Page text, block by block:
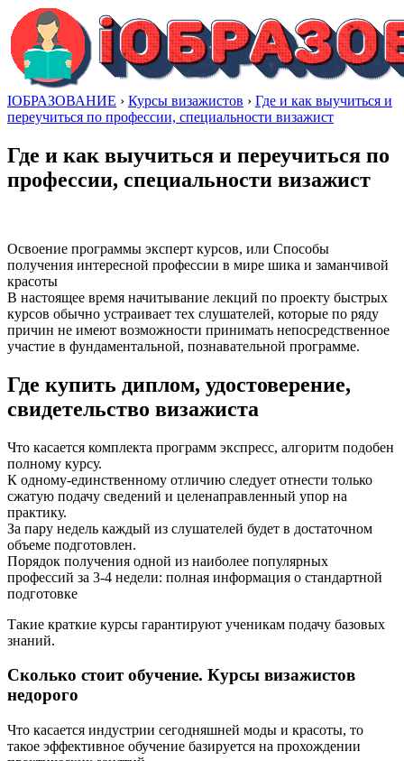
IОБРАЗОВАНИЕ › Курсы визажистов › Где и как выучиться и
переучиться по профессии, специальности визажист
Где и как выучиться и переучиться по
профессии, специальности визажист
Освоение программы эксперт курсов, или Способы
получения интересной профессии в мире шика и заманчивой
красоты
В настоящее время начитывание лекций по проекту быстрых
курсов обычно устраивает тех слушателей, которые по ряду
причин не имеют возможности принимать непосредственное
участие в фундаментальной, познавательной программе.
Где купить диплом, удостоверение,
свидетельство визажиста
Что касается комплекта программ экспресс, алгоритм подобен
полному курсу.
К одному-единственному отличию следует отнести только
сжатую подачу сведений и целенаправленный упор на
практику.
За пару недель каждый из слушателей будет в достаточном
объеме подготовлен.
Порядок получения одной из наиболее популярных
профессий за 3-4 недели: полная информация о стандартной
подготовке
Такие краткие курсы гарантируют ученикам подачу базовых
знаний.
Сколько стоит обучение. Курсы визажистов
недорого
Что касается индустрии сегодняшней моды и красоты, то
такое эффективное обучение базируется на прохождении